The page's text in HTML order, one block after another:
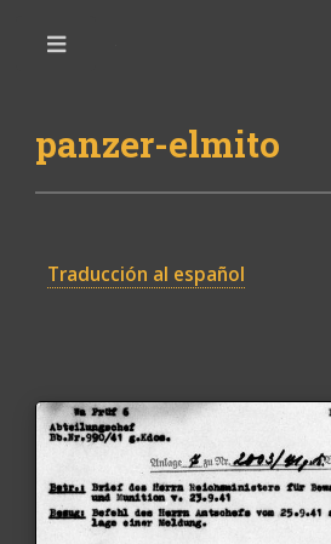
panzer-elmito
Traducción al español